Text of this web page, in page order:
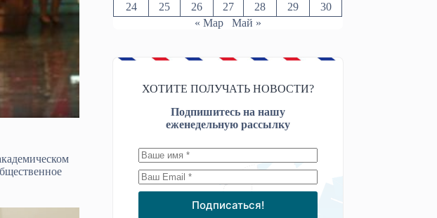
24
25 26 27 28 29
30
« Мар
Май »
ХОТИТЕ ПОЛУЧАТЬ НОВОСТИ?
Подпишитесь на нашу
еженедельную рассылку
Подписаться!